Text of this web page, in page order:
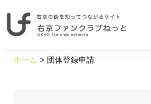
ホーム > 団体登録申請